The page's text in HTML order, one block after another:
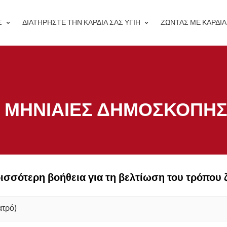
ΔΙΑΤΗΡΉΣΤΕ ΤΗΝ ΚΑΡΔΙΆ ΣΑΣ ΥΓΙΉ ΖΏΝΤΑΣ ΜΕ
ΜΗΝΙΑΊΕΣ
βοήθεια για τη βελτίωση του